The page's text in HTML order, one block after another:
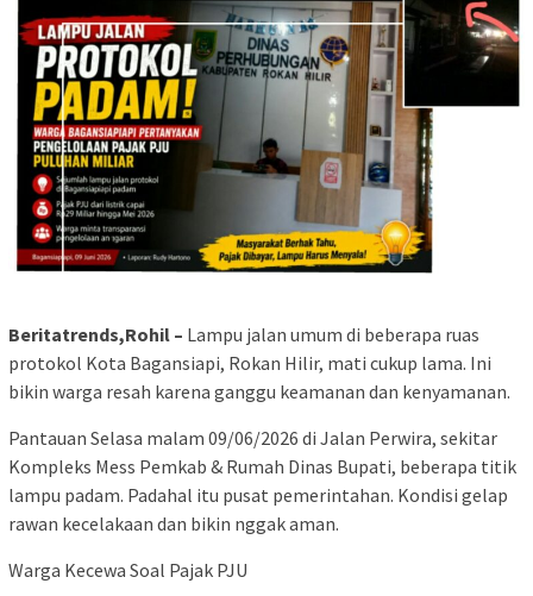
Beritatrends,Rohil – Lampu jalan umum di beberapa ruas
protokol Kota Bagansiapi, Rokan Hilir, mati cukup lama. Ini
bikin warga resah karena ganggu keamanan dan kenyamanan.
Pantauan Selasa malam 09/06/2026 di Jalan Perwira, sekitar
Kompleks Mess Pemkab & Rumah Dinas Bupati, beberapa titik
lampu padam. Padahal itu pusat pemerintahan. Kondisi gelap
rawan kecelakaan dan bikin nggak aman.
Warga Kecewa Soal Pajak PJU